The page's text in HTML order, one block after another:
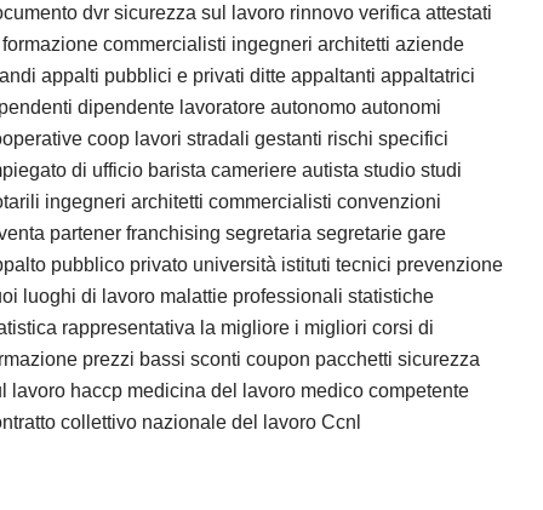
dvr sicurezza sul lavoro rinnovo verifica attestati
commercialisti ingegneri architetti aziende
appalti pubblici e privati ditte appaltanti appaltatrici
dipendente lavoratore autonomo autonomi
coop lavori stradali gestanti rischi specifici
di ufficio barista cameriere autista studio studi
ingegneri architetti commercialisti convenzioni
partener franchising segretaria segretarie gare
pubblico privato università istituti tecnici prevenzione
luoghi di lavoro malattie professionali statistiche
rappresentativa la migliore i migliori corsi di
prezzi bassi sconti coupon pacchetti sicurezza
lavoro haccp medicina del lavoro medico competente
collettivo nazionale del lavoro Ccnl